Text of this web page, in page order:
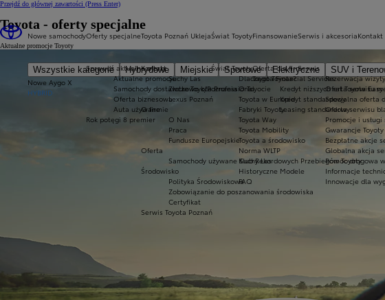
Przejdź do głównej zawartości (Press Enter)
Nowe samochody
Wszystkie kategorie Hybrydowe Miejskie Sportowe Elektryczne SUV i
Nowe Aygo X
HYBRID
Oferty specjalne
Sprawdź aktualne oferty
Aktualne promocje
Samochody dostawcze Toyota Professional
Oferta biznesowa
Auta używane
Rok potęgi 8 premier
Toyota Poznań Ukleja
Kontakt
Suchy Las
Złotkowo k/Poznania
Lexus Poznań
O firmie
O Nas
Praca
Fundusze Europejskie
Oferta
Samochody używane Suchy Las
Środowisko
Polityka Środowiskowa
Zobowiązanie do poszanowania środowiska
Certyfikat
Serwis Toyota Poznań
Świat Toyoty
Świat Toyoty
Dlaczego Toyota?
O Toyocie
Toyota w Europie
Fabryki Toyoty
Toyota Way
Toyota Mobility
Toyota a środowisko
Norma WLTP
Klub Rekordowych Przebiegów Toyoty
Historyczne Modele
FAQ
Finansowanie
Oferta dla firm
Toyota Financial Services
Kredyt niższych rat Toyota Easy
Kredyt standardowy
Leasing standardowy
Serwis i akcesoria
Serwis
Rezerwacja
Oferta serwisu
Specjalna oferta
Oferta serwisu
Promocje i usługi
Gwarancje Toyoty
Bezpłatne akcje
Globalna akcja
Pomoc drogowa
Informacje
Innowacje dla
Kontakt
Toyota - oferty specjalne
Aktualne promocje Toyoty